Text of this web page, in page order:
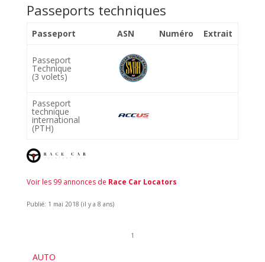
Passeports techniques
Passeport ASN Numéro Extrait
Passeport
Technique
(3 volets)
Passeport
technique
international
(PTH)
Voir les 99 annonces de Race Car Locators
Publié: 1 mai 2018 (il y a 8 ans)
1
AUTO